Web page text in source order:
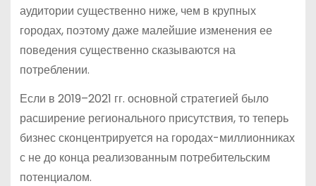
аудитории существенно ниже, чем в крупных
городах, поэтому даже малейшие изменения ее
поведения существенно сказываются на
потреблении.
Если в 2019–2021 гг. основной стратегией было
расширение регионального присутствия, то теперь
бизнес сконцентрируется на городах-миллионниках
с не до конца реализованным потребительским
потенциалом.